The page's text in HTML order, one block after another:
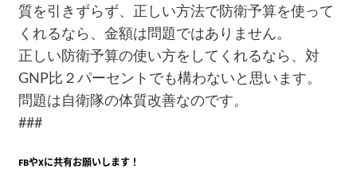
質を引きずらず、正しい方法で防衛予算を使って
くれるなら、金額は問題ではありません。
正しい防衛予算の使い方をしてくれるなら、対
GNP比２パーセントでも構わないと思います。
問題は自衛隊の体質改善なのです。
###
FBやXに共有お願いします！